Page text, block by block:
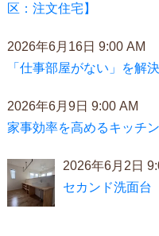
区：注文住宅】
2026年6月16日 9:00 AM
「仕事部屋がない」を解
2026年6月9日 9:00 AM
家事効率を高めるキッチ
2026年6月2日
セカンド洗面台